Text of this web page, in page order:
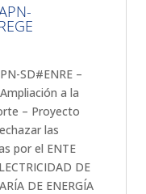
SD#ENRE –
a la
– Proyecto
las
por el ENTE
DE
DE ENERGÍA